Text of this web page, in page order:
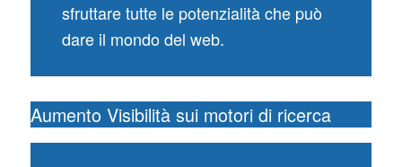
sfruttare tutte le potenzialità che può
dare il mondo del web.
Aumento Visibilità sui motori di ricerca